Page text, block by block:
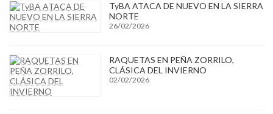
TyBA ATACA DE NUEVO EN LA SIERRA
NORTE
26/02/2026
RAQUETAS EN PEÑA ZORRILO,
CLÁSICA DEL INVIERNO
02/02/2026